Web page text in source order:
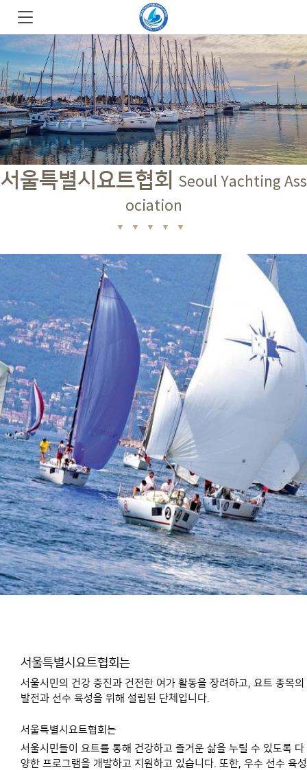
서울특별시요트협회
Seoul Yachting Ass
ociation
▼ ▼ ▼ ▼ ▼
서울특별시요트협회는
서울시민의 건강 증진과 건전한 여가 활동을 장려하고, 요트 종목의
발전과 선수 육성을 위해 설립된 단체입니다.
서울특별시요트협회는
서울시민들이 요트를 통해 건강하고 즐거운 삶을 누릴 수 있도록 다
양한 프로그램을 개발하고 지원하고 있습니다. 또한, 우수 선수 육성